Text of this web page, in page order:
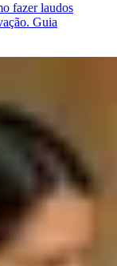
fazer laudos
Guia